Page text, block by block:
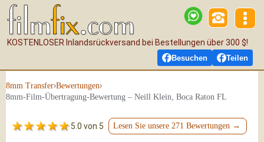
Besuchen Teilen
KOSTENLOSER Inlandsrückversand bei Bestellungen über 300 $!
8mm Transfer›Bewertungen›
8mm-Film-Übertragung-Bewertung – Neill Klein, Boca Raton FL
5.0 von 5 Lesen Sie unsere 271 Bewertungen →